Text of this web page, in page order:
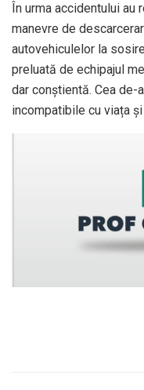
În urma accidentului
manevre de
autovehiculelor la
preluată de echipajul
dar conștientă. Cea
incompatibile cu viața